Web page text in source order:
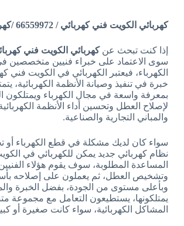
كهربائي الكويت فني كهربائي / 66559972 /كهربائي منازل
إذا كنت تبحث عنكهربائي الكويت فني
سوى الاعتماد على خبراء فنيين متخصصين
الكهرباء، فيعتبر الكهربائي في الكويت فني
خبرة في تنفيذ وصيانة الأنظمة الكهربائية،
بمعرفة واسعة في مجال الكهرباء ويمتلكون
لإصلاح العطل وتحسين أداء الأنظمة
والمباني التجارية والصناعية.
سواء كان لديك مشكلة في قطع الكهرباء أو
نظام كهربائي جديد يمكن للكهربائي في
المساعدة المطلوبة، سوف يقوم هؤلاء
وتشخيص العطل، ثم يعملون على إصلاحه
وبأعلى مستوى من الجودة، بفضل الخبرة
يمتلكونها، يستطيعون التعامل مع مجموعة
المشاكل الكهربائية، سواء كانت صغيرة أو